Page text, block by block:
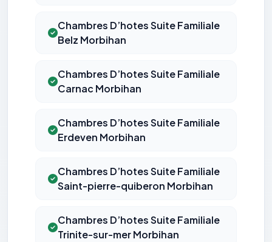
Chambres D’hotes Suite Familiale
Belz Morbihan
Chambres D’hotes Suite Familiale
Carnac Morbihan
Chambres D’hotes Suite Familiale
Erdeven Morbihan
Chambres D’hotes Suite Familiale
Saint-pierre-quiberon Morbihan
Chambres D’hotes Suite Familiale
Trinite-sur-mer Morbihan